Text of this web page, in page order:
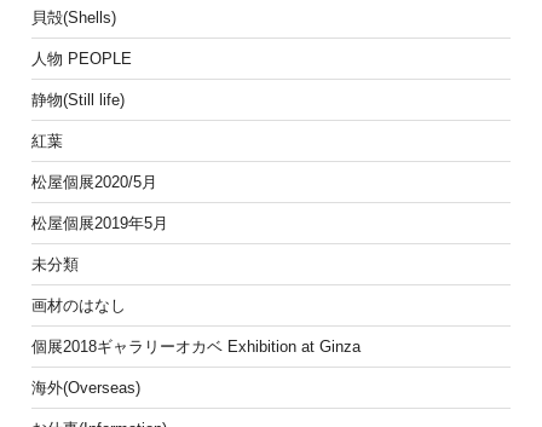
貝殻(Shells)
人物 PEOPLE
静物(Still life)
紅葉
松屋個展2020/5月
松屋個展2019年5月
未分類
画材のはなし
個展2018ギャラリーオカベ Exhibition at Ginza
海外(Overseas)